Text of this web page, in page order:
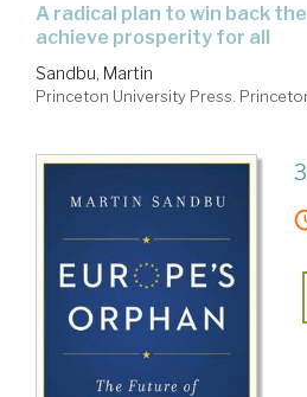
a radical plan to win back the left behind and
achieve prosperity for all
Sandbu, Martin
Princeton University Press.